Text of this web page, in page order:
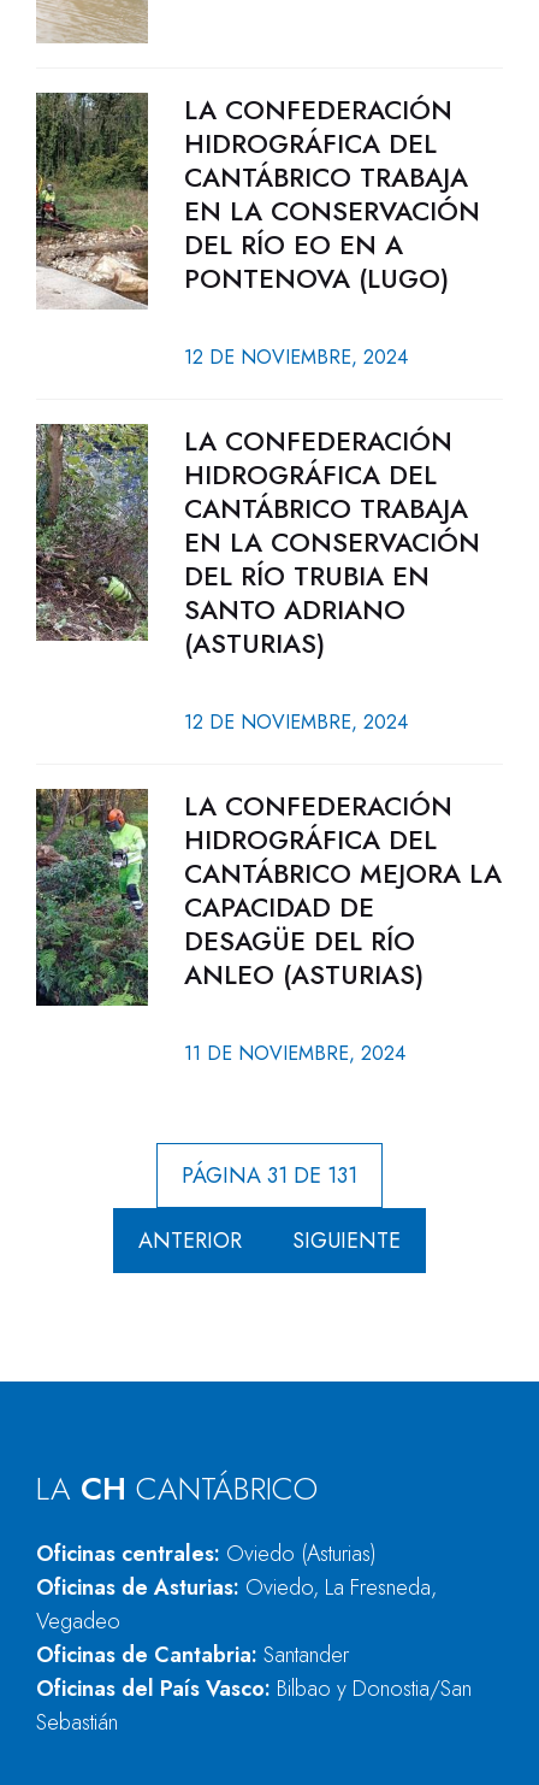
LA CONFEDERACIÓN
HIDROGRÁFICA DEL
CANTÁBRICO TRABAJA
EN LA CONSERVACIÓN
DEL RÍO EO EN A
PONTENOVA (LUGO)
12 DE NOVIEMBRE, 2024
LA CONFEDERACIÓN
HIDROGRÁFICA DEL
CANTÁBRICO TRABAJA
EN LA CONSERVACIÓN
DEL RÍO TRUBIA EN
SANTO ADRIANO
(ASTURIAS)
12 DE NOVIEMBRE, 2024
LA CONFEDERACIÓN
HIDROGRÁFICA DEL
CANTÁBRICO MEJORA LA
CAPACIDAD DE
DESAGÜE DEL RÍO
ANLEO (ASTURIAS)
11 DE NOVIEMBRE, 2024
PÁGINA 31 DE 131
ANTERIOR SIGUIENTE
LA CH CANTÁBRICO
Oficinas centrales: Oviedo (Asturias)
Oficinas de Asturias: Oviedo, La Fresneda,
Vegadeo
Oficinas de Cantabria: Santander
Oficinas del País Vasco: Bilbao y Donostia/San
Sebastián